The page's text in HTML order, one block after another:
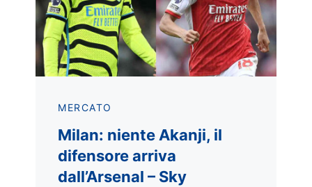
MERCATO
Milan: niente Akanji, il
difensore arriva
dall’Arsenal – Sky